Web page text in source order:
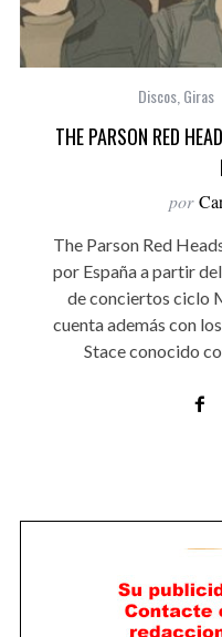
Discos, Giras
THE PARSON RED
por
The Parson Red
por España a partir
de conciertos ciclo
cuenta además con
Stace conocido